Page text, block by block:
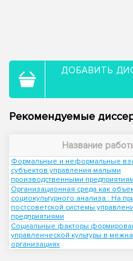
ДОБАВИТЬ
Рекомендуемые
Название
Формальные и неформальные
субъектов управления малыми
производственными
Организационная среда как
социокультурного анализа : На
постсоветской системы
предприятиями
Социальные факторы
управленческой культуры в
организациях